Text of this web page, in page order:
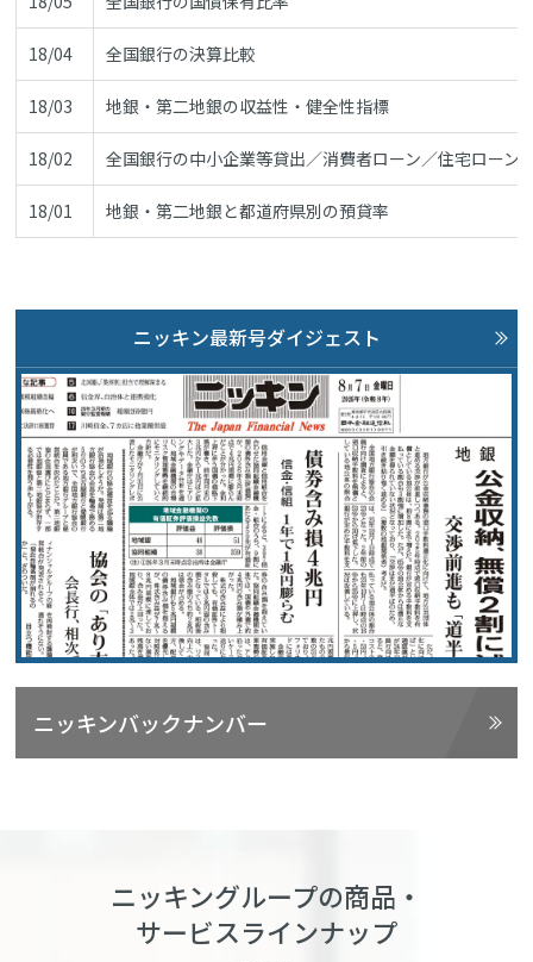
18/04 全国銀行の決算比較
18/03 地銀・第二地銀の収益性・健全性指標
18/02 全国銀行の中小企業等貸出／消費者ローン／住宅ローン
18/01 地銀・第二地銀と都道府県別の預貸率
ニッキン最新号ダイジェスト
ニッキンバックナンバー
ニッキングループの商品・
サービスラインナップ